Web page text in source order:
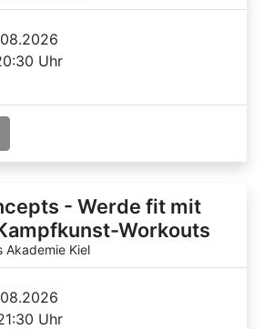
Uhr
- Werde fit mit
Workouts
Akademie Kiel
Uhr